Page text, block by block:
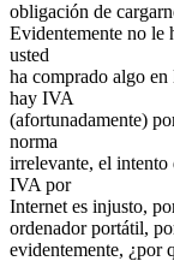
obligación de
Evidentemente no le
usted
ha comprado algo
hay IVA
(afortunadamente)
norma
irrelevante, el
IVA por
Internet es injusto,
ordenador portátil,
evidentemente, ¿por